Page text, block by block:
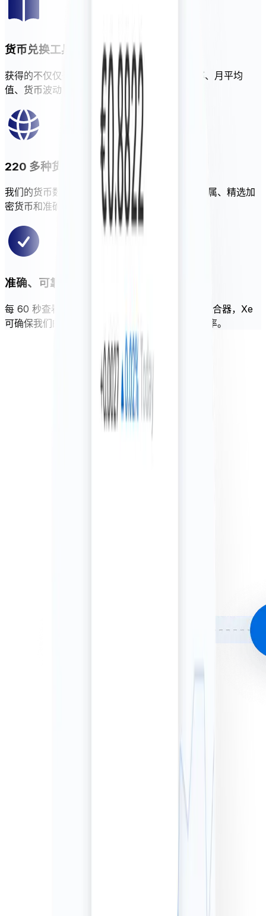
货币兑换工具和汇率
获得的不仅仅是实时数据。XECD 提供历史费率、月平均
值、货币波动率，并可添加自定义费率保证金。
220 多种货币、金属和加密货币
我们的货币数据 API 提供数百种全球货币、贵金属、精选加
密货币和准确的中央银行汇率。
准确、可靠的最新费率
每 60 秒查看一次更新的费率。通过我们的货币混合器，Xe
可确保我们的货币数据 API 拥有最准确的全球汇率。